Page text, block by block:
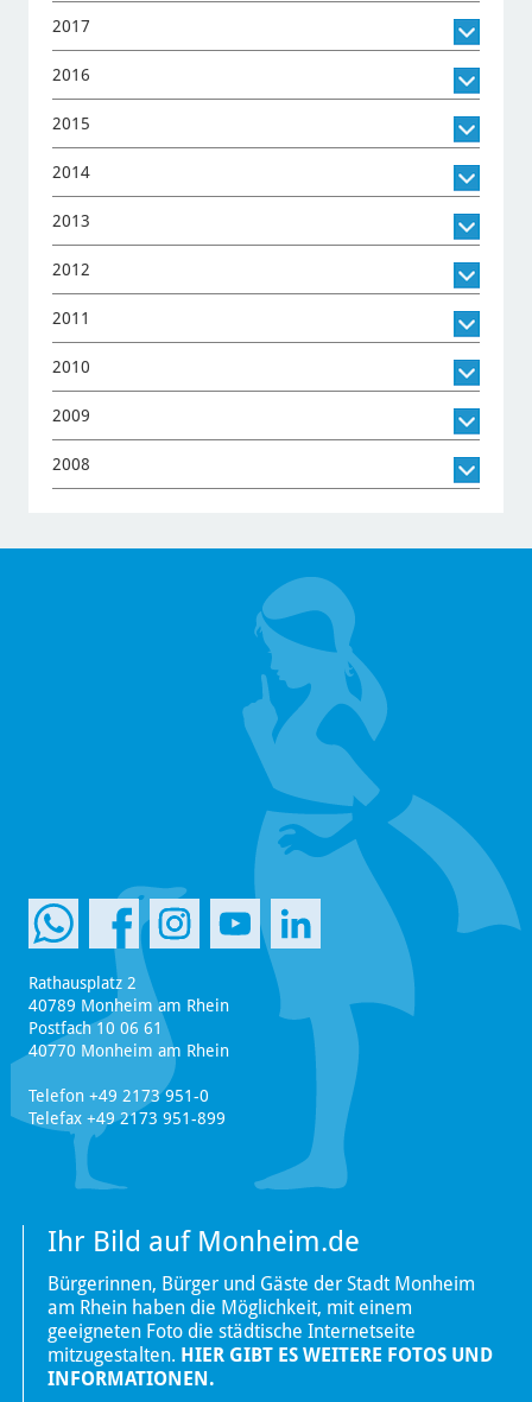
2017
2016
2015
2014
2013
2012
2011
2010
2009
2008
Rathausplatz 2
40789 Monheim am Rhein
Postfach 10 06 61
40770 Monheim am Rhein
Telefon +49 2173 951-0
Telefax +49 2173 951-899
Ihr Bild auf Monheim.de
Bürgerinnen, Bürger und Gäste der Stadt Monheim
am Rhein haben die Möglichkeit, mit einem
geeigneten Foto die städtische Internetseite
mitzugestalten. HIER GIBT ES WEITERE FOTOS UND
INFORMATIONEN.